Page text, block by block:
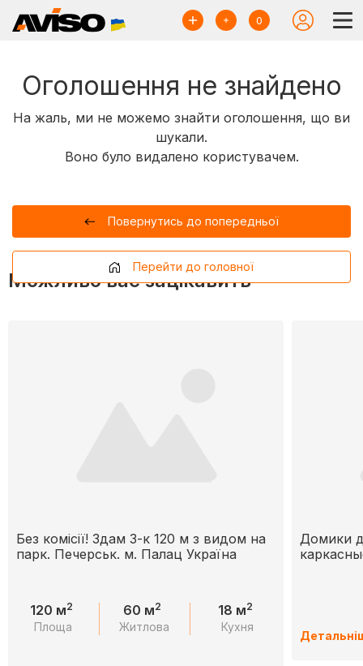
0
Оголошення не знайдено
На жаль, ми не можемо знайти оголошення, що ви
шукали.
Воно було видалено користувачем.
Повернутись до попередньої
Перейти до головної
Можливо вас зацікавить
Без комісії! Здам 3-к 120 м з видом на
парк. Печерськ. м. Палац Україна
120 м2
Площа
60 м2
Житлова
18 м2
Кухня
Домики